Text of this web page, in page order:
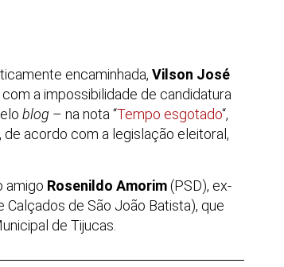
encaminhada, Vilson José
a impossibilidade de candidatura
blog – na nota “Tempo esgotado“,
acordo com a legislação eleitoral,
amigo Rosenildo Amorim (PSD), ex-
de São João Batista), que
de Tijucas.